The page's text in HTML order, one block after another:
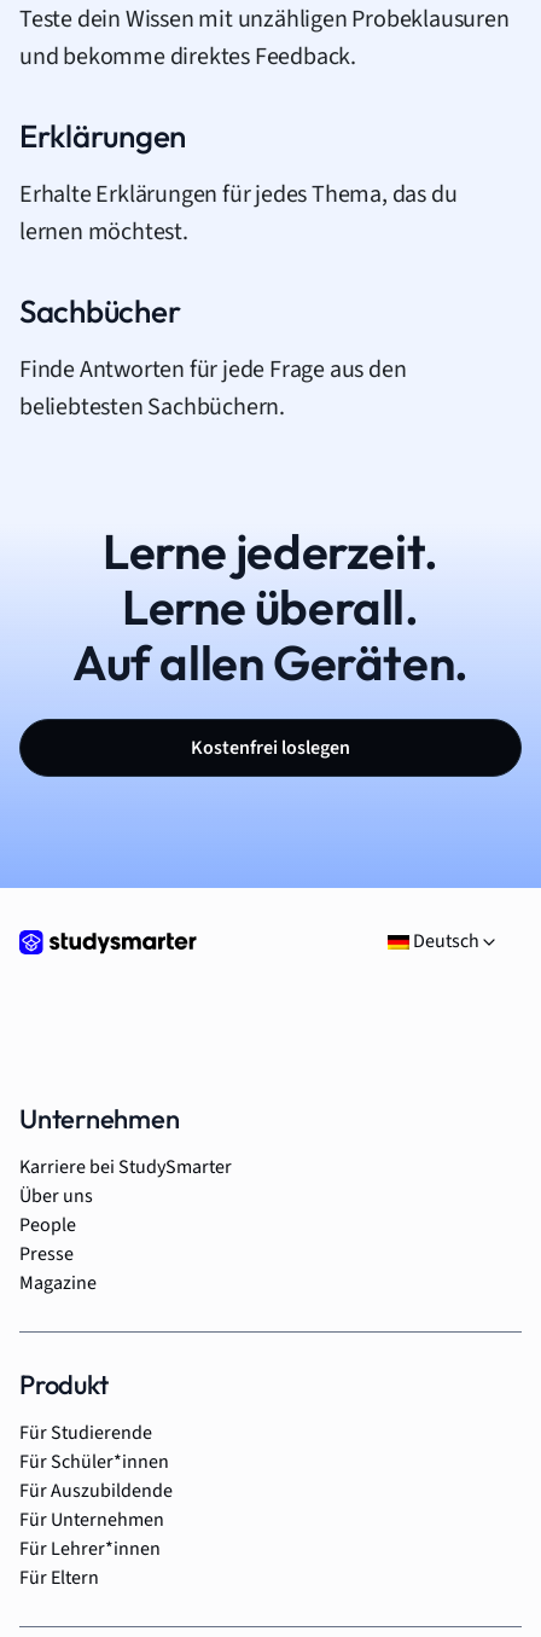
Teste dein Wissen mit unzähligen Probeklausuren
und bekomme direktes Feedback.
Erklärungen
Erhalte Erklärungen für jedes Thema, das du
lernen möchtest.
Sachbücher
Finde Antworten für jede Frage aus den
beliebtesten Sachbüchern.
Lerne jederzeit.
Lerne überall.
Auf allen Geräten.
Kostenfrei loslegen
Deutsch
Unternehmen
Karriere bei StudySmarter
Über uns
People
Presse
Magazine
Produkt
Für Studierende
Für Schüler*innen
Für Auszubildende
Für Unternehmen
Für Lehrer*innen
Für Eltern